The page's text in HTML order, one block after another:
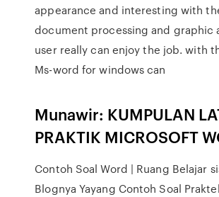
appearance and interesting with
document processing and graphic
user really can enjoy the job. with
Ms-word for windows can
Munawir: KUMPULAN
PRAKTIK MICROSOFT
Contoh Soal Word | Ruang Belajar
Blognya Yayang Contoh Soal